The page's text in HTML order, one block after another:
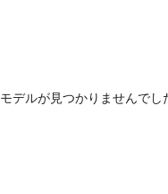
モデルが見つかりませんでし